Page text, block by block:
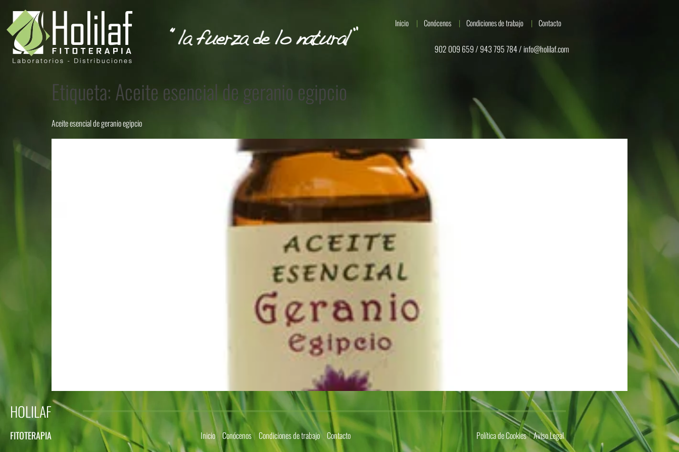
Inicio Conócenos Condiciones de trabajo Contacto
902 009 659 / 943 795 784 / info@holilaf.com
Etiqueta:Aceite esencial de geranio egipcio
Aceite esencial de geranio egipcio
HOLILAF
FITOTERAPIA Inicio Conócenos Condiciones de trabajo Contacto Política de Cookies Aviso Legal